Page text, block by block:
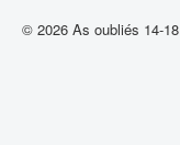
© 2026 As oubliés 14-18